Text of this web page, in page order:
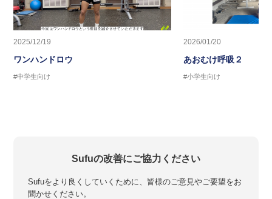
2025/12/19
ワンハンドロウ
#中学生向け
2026/01/20
あおむけ呼吸２
#小学生向け
Sufuの改善にご協力ください
Sufuをより良くしていくために、皆様のご意見やご要望をお
聞かせください。